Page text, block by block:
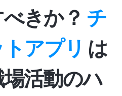
きか？ チ
アプリ は
活動のハ